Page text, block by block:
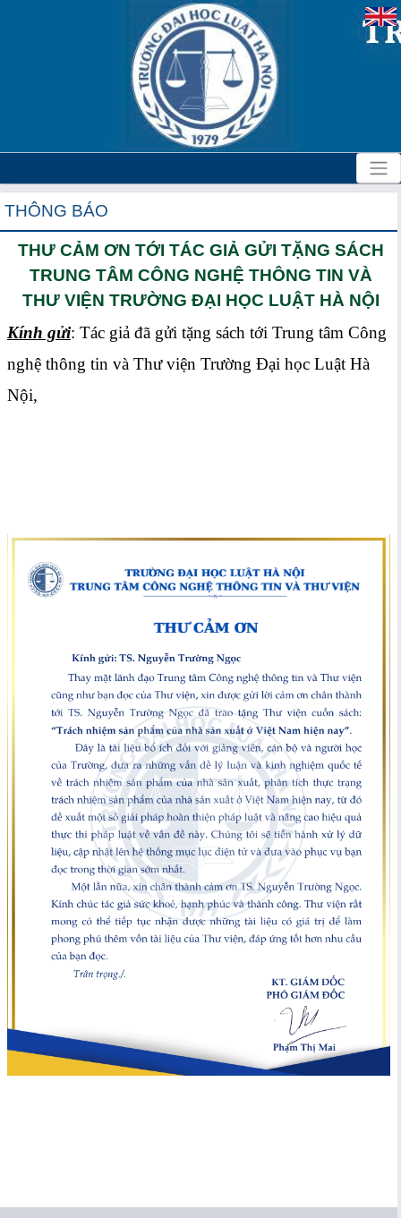
THÔNG BÁO
THƯ CẢM ƠN TỚI TÁC GIẢ GỬI TẶNG SÁCH
TRUNG TÂM CÔNG NGHỆ THÔNG TIN VÀ
THƯ VIỆN TRƯỜNG ĐẠI HỌC LUẬT HÀ NỘI
Kính gửi: Tác giả đã gửi tặng sách tới Trung tâm Công
nghệ thông tin và Thư viện Trường Đại học Luật Hà
Nội,